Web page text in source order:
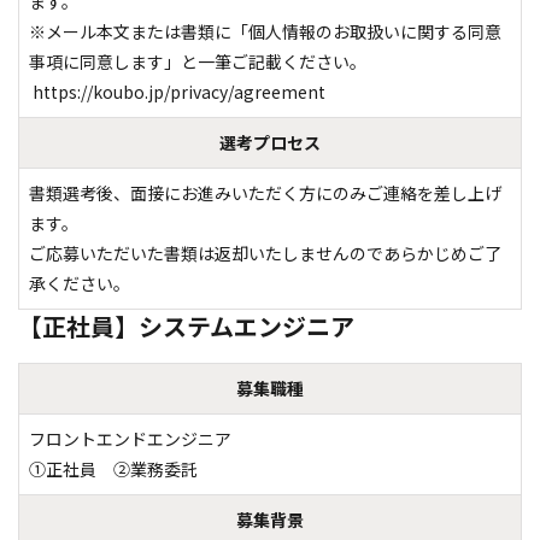
※メール本文または書類に「個人情報のお取扱いに関する同意
事項に同意します」と一筆ご記載ください。
https://koubo.jp/privacy/agreement
選考プロセス
書類選考後、面接にお進みいただく方にのみご連絡を差し上げ
ます。
ご応募いただいた書類は返却いたしませんのであらかじめご了
承ください。
【正社員】システムエンジニア
募集職種
フロントエンドエンジニア
①正社員　②業務委託
募集背景